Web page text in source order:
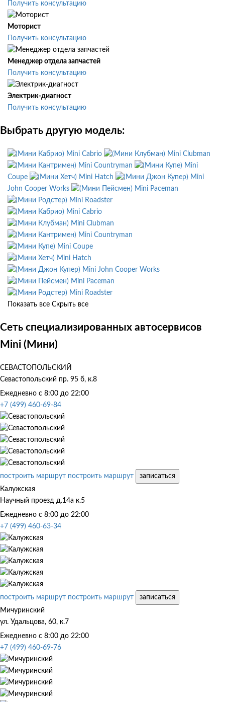
Получить консультацию
Моторист
Получить консультацию
Менеджер отдела запчастей
Получить консультацию
Электрик-диагност
Получить консультацию
Выбрать другую модель:
Mini Cabrio
Mini Clubman
Mini Countryman
Mini
Coupe
Mini Hatch
Mini
John Cooper Works
Mini Paceman
Mini Roadster
Mini Cabrio
Mini Clubman
Mini Countryman
Mini Coupe
Mini Hatch
Mini John Cooper Works
Mini Paceman
Mini Roadster
Показать все Скрыть все
Сеть специализированных автосервисов
Mini (Мини)
СЕВАСТОПОЛЬСКИЙ
Севастопольский пр. 95 б, к.8
Ежедневно с 8:00 до 22:00
+7 (499) 460-69-84
построить маршрут построить маршрут
записаться
Калужская
Научный проезд д.14а к.5
Ежедневно с 8:00 до 22:00
+7 (499) 460-63-34
построить маршрут построить маршрут
записаться
Мичуринский
ул. Удальцова, 60, к.7
Ежедневно с 8:00 до 22:00
+7 (499) 460-69-76